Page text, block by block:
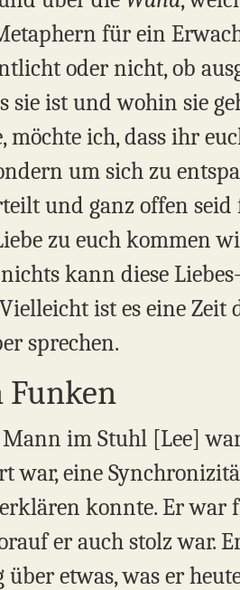
für ein
oder nicht, ob
ist und wohin sie
ich, dass ihr
um sich zu
und ganz offen seid
zu euch kommen
kann diese
ist es eine Zeit
sprechen.
Funken
im Stuhl [Lee]
war, eine
konnte. Er war
er auch stolz war.
etwas, was er